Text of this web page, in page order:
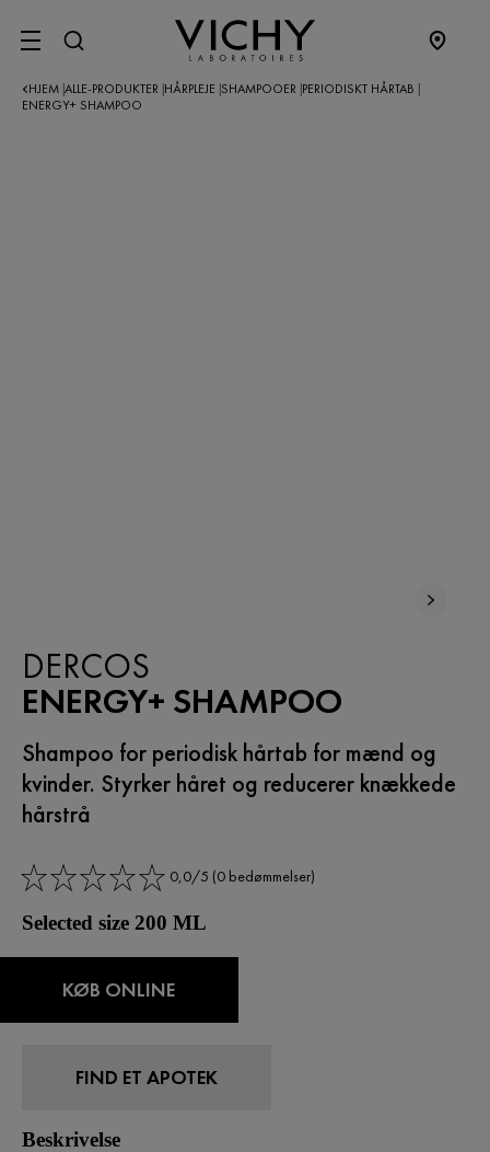
SITE MENU
HJEM ALLE-PRODUKTER HÅRPLEJE SHAMPOOER PERIODISKT HÅRTAB
ENERGY+ SHAMPOO
DERCOS
ENERGY+ SHAMPOO
Shampoo for periodisk hårtab for mænd og
kvinder. Styrker håret og reducerer knækkede
hårstrå
0,0/5 (0 bedømmelser)
Selected size 200 ML
KØB ONLINE
FIND ET APOTEK
Beskrivelse